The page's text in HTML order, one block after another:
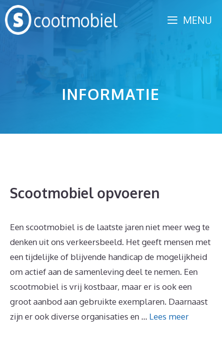
Spring
naar
inhoud
MENU
INFORMATIE
Scootmobiel opvoeren
Een scootmobiel is de laatste jaren niet meer weg te
denken uit ons verkeersbeeld. Het geeft mensen met
een tijdelijke of blijvende handicap de mogelijkheid
om actief aan de samenleving deel te nemen. Een
scootmobiel is vrij kostbaar, maar er is ook een
groot aanbod aan gebruikte exemplaren. Daarnaast
zijn er ook diverse organisaties en … Lees meer